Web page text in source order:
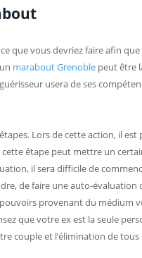
que vous devriez faire afin
marabout Grenoble peut être
usera de ses
étapes. Lors de cette action, il
cette étape peut mettre un
il sera difficile de
de faire une auto-évaluation
provenant du médium
que votre ex est la seule
couple et l’élimination de